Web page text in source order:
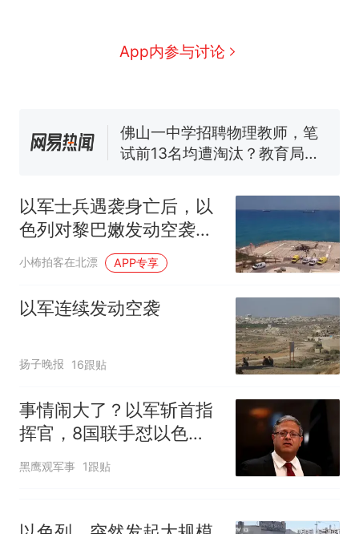
App内参与讨论
电力部门回应
试前13名均遭淘汰？教育局：
已叫停招聘，成立调查组全面
“不建议大家买深色蛋糕”上热
热 那个在床头放菜刀的女孩，
因老师一句“跟我回家”改写了
以军士兵遇袭身亡后，以
色列对黎巴嫩发动空袭，
谈判仍在继续
小柨拍客在北漂 APP专享
以军连续发动空袭
扬子晚报 16跟贴
事情闹大了？以军斩首指
挥官，8国联手怼以色
列，美咋哑火了
黑鹰观军事 1跟贴